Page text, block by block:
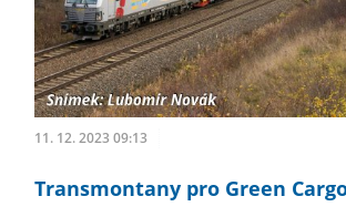
11. 12. 2023 09:13
Transmontany pro Green